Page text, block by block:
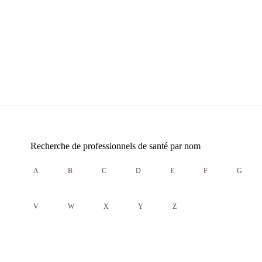
Recherche de professionnels de santé par nom
A B C D E F G
V W X Y Z